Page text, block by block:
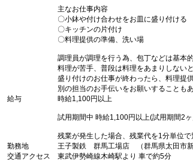
主なお仕事内容
〇小鉢や付け合わせをお皿に盛り付ける
〇キッチンの片付け
〇料理提供の準備、洗い場
調理員が調理を行う為、包丁などは基本
料理が苦手、普段は料理をあまりしない
盛り付けのお仕事が終わったら、料理提
別の担当のお手伝いをお願いすることも
給与
時給1,100円以上
試用期間中 時給1,100円以上(試用期間2
残業が発生した場合、残業代を1分単位で
勤務地
王子製鉄 群馬工場店 （群馬県太田市
交通アクセス
東武伊勢崎線木崎駅より 車で約5分